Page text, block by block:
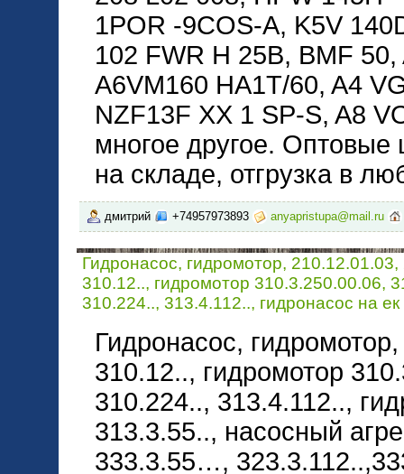
1POR -9COS-A, K5V
102 FWR H 25B, BMF
A6VM160 HA1T/60, A4
NZF13F XX 1 SP-S, A8
многое другое. Оптовые
на складе, отгрузка в
дмитрий +74957973893 anyapristupa@mail.ru
Гидронасос, гидромотор, 210.12.01.03,
310.12.., гидромотор 310.3.250.00.06,
310.224.., 313.4.112.., гидронасос на ек
Гидронасос,
310.12.., гидромотор
310.224.., 313.4.112..,
313.3.55.., насосный
333.3.55…,